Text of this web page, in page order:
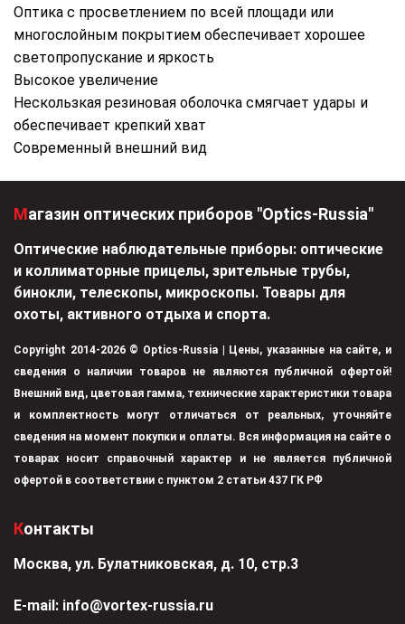
Оптика с просветлением по всей площади или
многослойным покрытием обеспечивает хорошее
светопропускание и яркость
Высокое увеличение
Нескользкая резиновая оболочка смягчает удары и
обеспечивает крепкий хват
Современный внешний вид
Магазин оптических приборов "Optics-Russia"
Оптические наблюдательные приборы: оптические
и коллиматорные прицелы, зрительные трубы,
бинокли, телескопы, микроскопы. Товары для
охоты, активного отдыха и спорта.
Copyright 2014-2026 © Optics-Russia | Цены, указанные на сайте, и
сведения о наличии товаров не являются публичной офертой!
Внешний вид, цветовая гамма, технические характеристики товара
и комплектность могут отличаться от реальных, уточняйте
сведения на момент покупки и оплаты. Вся информация на сайте о
товарах носит справочный характер и не является публичной
офертой в соответствии с пунктом 2 статьи 437 ГК РФ
Контакты
Москва, ул. Булатниковская, д. 10, стр.3
Е-mail: info@vortex-russia.ru